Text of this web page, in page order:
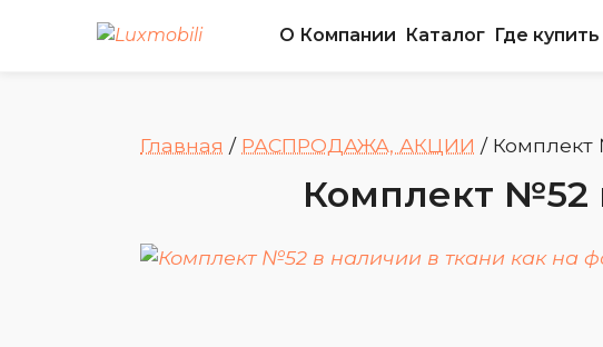
О Компании Каталог Где купить
Главная / РАСПРОДАЖА, АКЦИИ / Комплект
Комплект №52